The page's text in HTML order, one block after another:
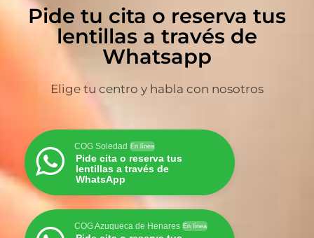
Pide tu cita o reserva tus
lentillas a través de
Whatsapp
Elige tu centro y habla con nosotros
COG Soledad En línea
Pide cita o reserva tus
lentillas a través de
WhatsApp
COG Azuqueca de Henares En línea